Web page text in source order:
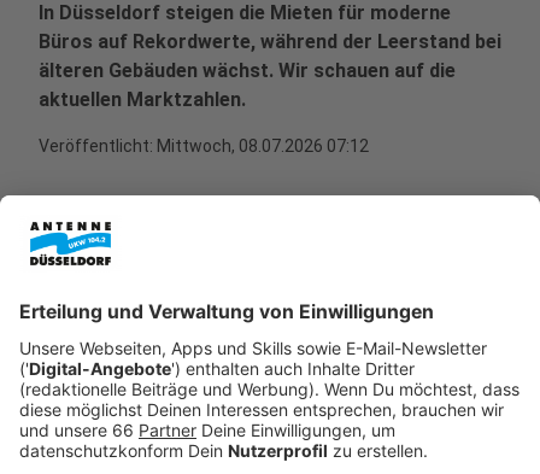
In Düsseldorf steigen die Mieten für moderne
Büros auf Rekordwerte, während der Leerstand bei
älteren Gebäuden wächst. Wir schauen auf die
aktuellen Marktzahlen.
Veröffentlicht: Mittwoch, 08.07.2026 07:12
Rekordmieten. Und das, obwohl in unserer Stadt
gleichzeitig immer mehr Büroflächen leer stehen. Das
zeigen aktuelle Zahlen von mehreren
Immobilienberatern - darunterJLL,Cushman &
WakefieldundBNP Paribas Real Estate.